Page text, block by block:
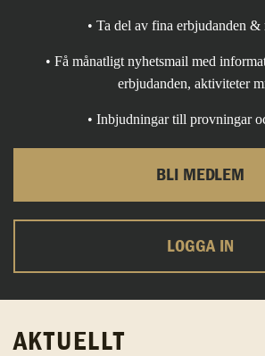
• Ta del av fina erbjudanden &
• Få månatligt nyhetsmail med
erbjudanden, aktiviteter
• Inbjudningar till provningar
BLI MEDLEM
LOGGA IN
AKTUELLT